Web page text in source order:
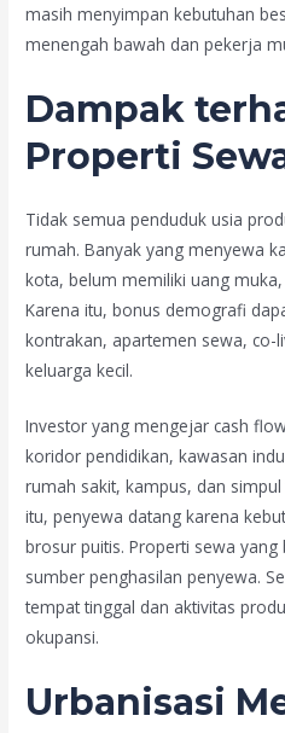
masih menyimpan kebutuhan
menengah bawah dan pekerja
Dampak
Properti
Tidak semua penduduk usia
rumah. Banyak yang menyewa
kota, belum memiliki uang
Karena itu, bonus demografi
kontrakan, apartemen sewa, co-
keluarga kecil.
Investor yang mengejar cash
koridor pendidikan, kawasan
rumah sakit, kampus, dan
itu, penyewa datang karena
brosur puitis. Properti sewa
sumber penghasilan penyewa.
tempat tinggal dan aktivitas
okupansi.
Urbanisasi